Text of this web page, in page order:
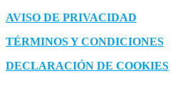
AVISO DE PRIVACIDAD
TÉRMINOS Y CONDICIONES
DECLARACIÓN DE COOKIES